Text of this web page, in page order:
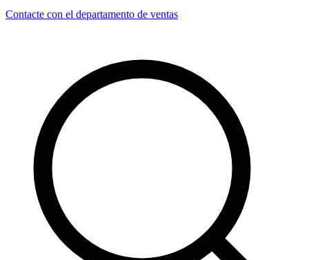
Contacte con el departamento de ventas